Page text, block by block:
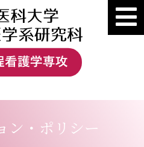
ン・ポリシー